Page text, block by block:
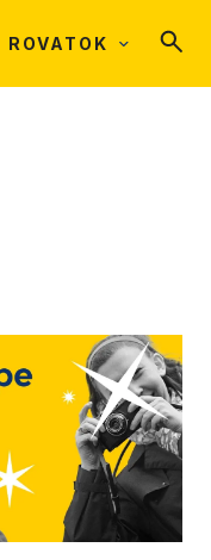
ROVATOK